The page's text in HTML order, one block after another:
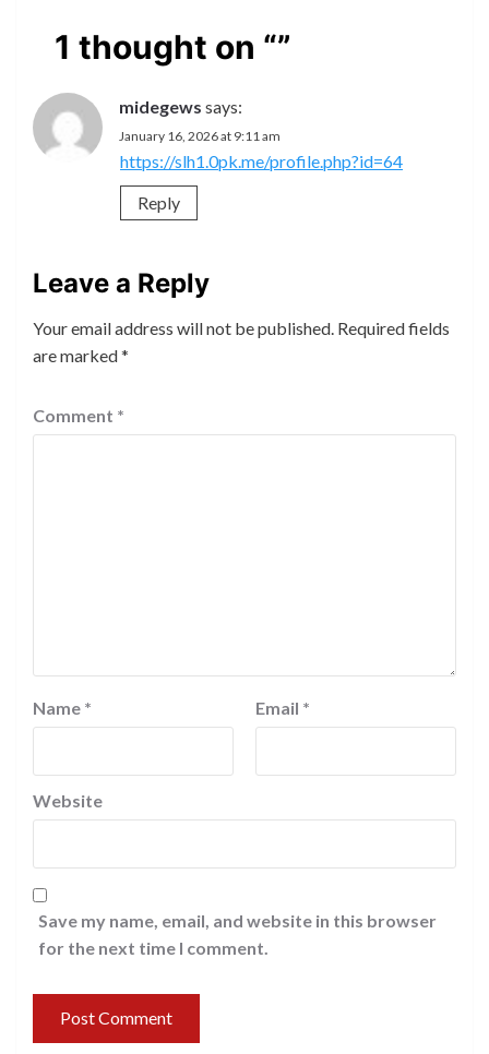
1 thought on “”
midegews says:
January 16, 2026 at 9:11 am
https://slh1.0pk.me/profile.php?id=64
Reply
Leave a Reply
Your email address will not be published. Required fields
are marked*
Comment *
Name * Email *
Website
Save my name, email, and website in this browser
for the next time I comment.